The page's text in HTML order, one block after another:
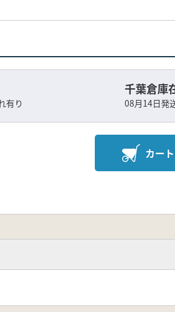
有り
千葉倉庫
08月14日発
カー